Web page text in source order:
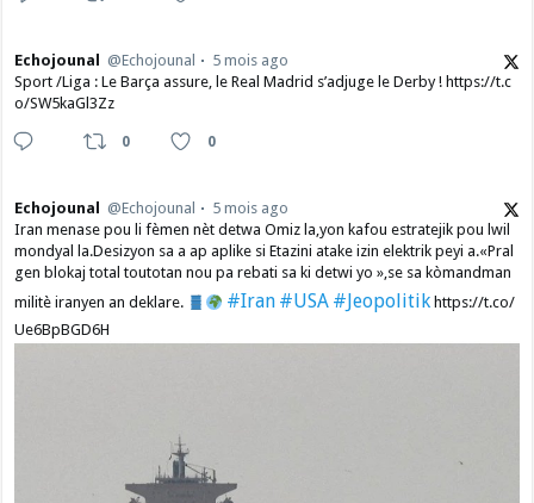
Echojounal @Echojounal
5 mois ago
Sport /Liga : Le Barça assure, le Real Madrid s’adjuge le Derby ! https://t.c
o/SW5kaGl3Zz
0 0
Echojounal @Echojounal
5 mois ago
Iran menase pou li fèmen nèt detwa Omiz la,yon kafou estratejik pou lwil
mondyal la.Desizyon sa a ap aplike si Etazini atake izin elektrik peyi a.​«Pral
gen blokaj total toutotan nou pa rebati sa ki detwi yo »,se sa kòmandman
militè iranyen an deklare.
#Iran #USA #Jeopolitikhttps://t.co/
Ue6BpBGD6H